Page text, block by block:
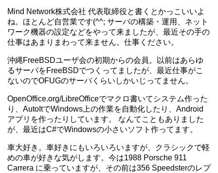
Mind Network株式会社 代表取締役と書くとかっこいいよ
ね。ほとんど自営業です(^^; サーバの構築・運用、ネット
ワーク機器の設定などをやって来ましたが、最近その手の
仕事はあまりまわって来ません。仕事ください。
沖縄FreeBSDユーザ会の初期からの会員。以前はあらゆ
るサーバをFreeBSDでつくってましたが、最近仕事がこ
ないのでOFUGのサーバくらいしかいじってません。
OpenOffice.org/LibreOfficeでマクロ書いてシステム作った
り、AutoItでWindows上の作業を自動化したり、Android
アプリを作ったりしています。 なんてこともありました
が、最近はC#でWindowsの小さいソフト作ってます。
車大好き。車好きにもいろいろいますが、クラシックで軽
めの車が好きな気がします。今は1988 Porsche 911
Carrera に乗っていますが、その前は356 Speedsterのレプ